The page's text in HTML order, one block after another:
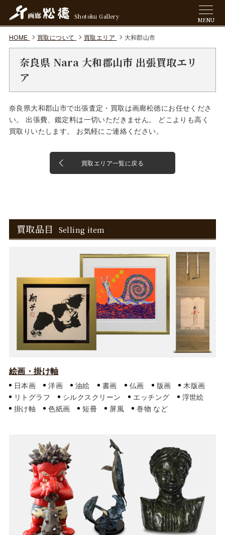
Shotoku Gallery MENU
HOME 買取について 買取エリア 大和郡山市
奈良県 Nara 大和郡山市 出張買取エリ
ア
奈良県大和郡山市で出張査定・買取は画廊松徳にお任せくださ
い。 出張費、鑑定料は一切いただきません。 どこよりも高く
買取りいたします。 お気軽にご連絡ください。
買取エリア一覧に戻る
買取品目 Selling item
絵画・掛け軸
日本画 洋画 油絵 書画 仏画 版画
木版画
リトグラフ
シルクスクリーン エッチング
浮世絵
掛け軸
色紙画 短冊 屏風 巻物